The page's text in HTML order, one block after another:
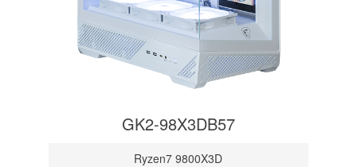
GK2-98X3DB57
Ryzen7 9800X3D